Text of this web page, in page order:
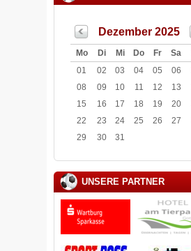
Dezember 2025
Mo Di Mi Do Fr Sa
01
02 03 04 05 06
08
09 10 11 12 13
15
16 17 18 19 20
22
23 24 25 26 27
29
30 31
UNSERE PARTNER